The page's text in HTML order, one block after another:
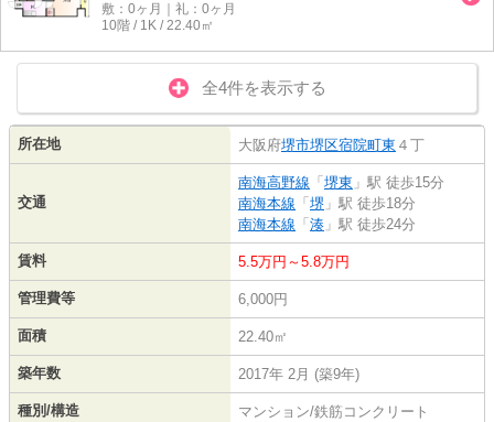
敷：0ヶ月｜礼：0ヶ月
10階 / 1K / 22.40㎡
全4件を表示する
所在地 大阪府堺市堺区宿院町東 ４丁
交通
南海高野線 「 堺東 」駅 徒歩15分
南海本線 「 堺 」駅 徒歩18分
南海本線 「 湊 」駅 徒歩24分
賃料 5.5万円～5.8万円
管理費等 6,000円
面積 22.40㎡
築年数 2017年 2月 (築9年)
種別/構造 マンション/鉄筋コンクリート